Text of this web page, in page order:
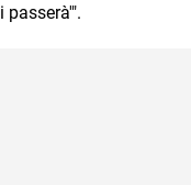
passerà'".